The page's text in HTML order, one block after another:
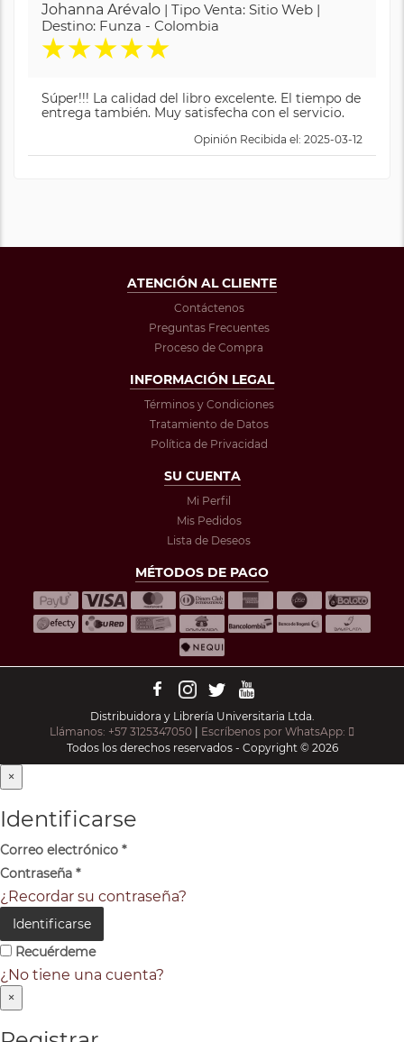
Johanna Arévalo | Tipo Venta: Sitio Web |
Destino: Funza - Colombia
★★★★★
Súper!!! La calidad del libro excelente. El tiempo de
entrega también. Muy satisfecha con el servicio.
Opinión Recibida el: 2025-03-12
ATENCIÓN AL CLIENTE
Contáctenos
Preguntas Frecuentes
Proceso de Compra
INFORMACIÓN LEGAL
Términos y Condiciones
Tratamiento de Datos
Política de Privacidad
SU CUENTA
Mi Perfil
Mis Pedidos
Lista de Deseos
MÉTODOS DE PAGO
Distribuidora y Librería Universitaria Ltda.
Llámanos: +57 3125347050
Escríbenos por WhatsApp:
Todos los derechos reservados - Copyright © 2026
×
Identificarse
Correo electrónico *
Contraseña *
¿Recordar su contraseña?
Identificarse
Recuérdeme
¿No tiene una cuenta?
×